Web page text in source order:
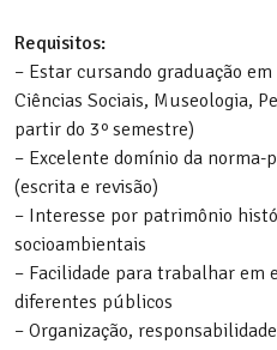
Requisitos:
– Estar cursando graduação
Ciências Sociais, Museologia,
partir do 3º semestre)
– Excelente domínio da
(escrita e revisão)
– Interesse por patrimônio
socioambientais
– Facilidade para trabalhar em
diferentes públicos
– Organização,